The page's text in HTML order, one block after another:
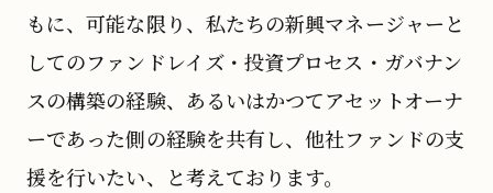
もに、可能な限り、私たちの新興マネージャーと
してのファンドレイズ・投資プロセス・ガバナン
スの構築の経験、あるいはかつてアセットオーナ
ーであった側の経験を共有し、他社ファンドの支
援を行いたい、と考えております。